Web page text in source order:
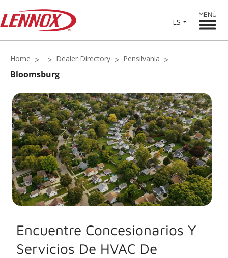
ES
MENÚ
Home Dealer Directory Pensilvania
Bloomsburg
Encuentre Concesionarios Y
Servicios De HVAC De